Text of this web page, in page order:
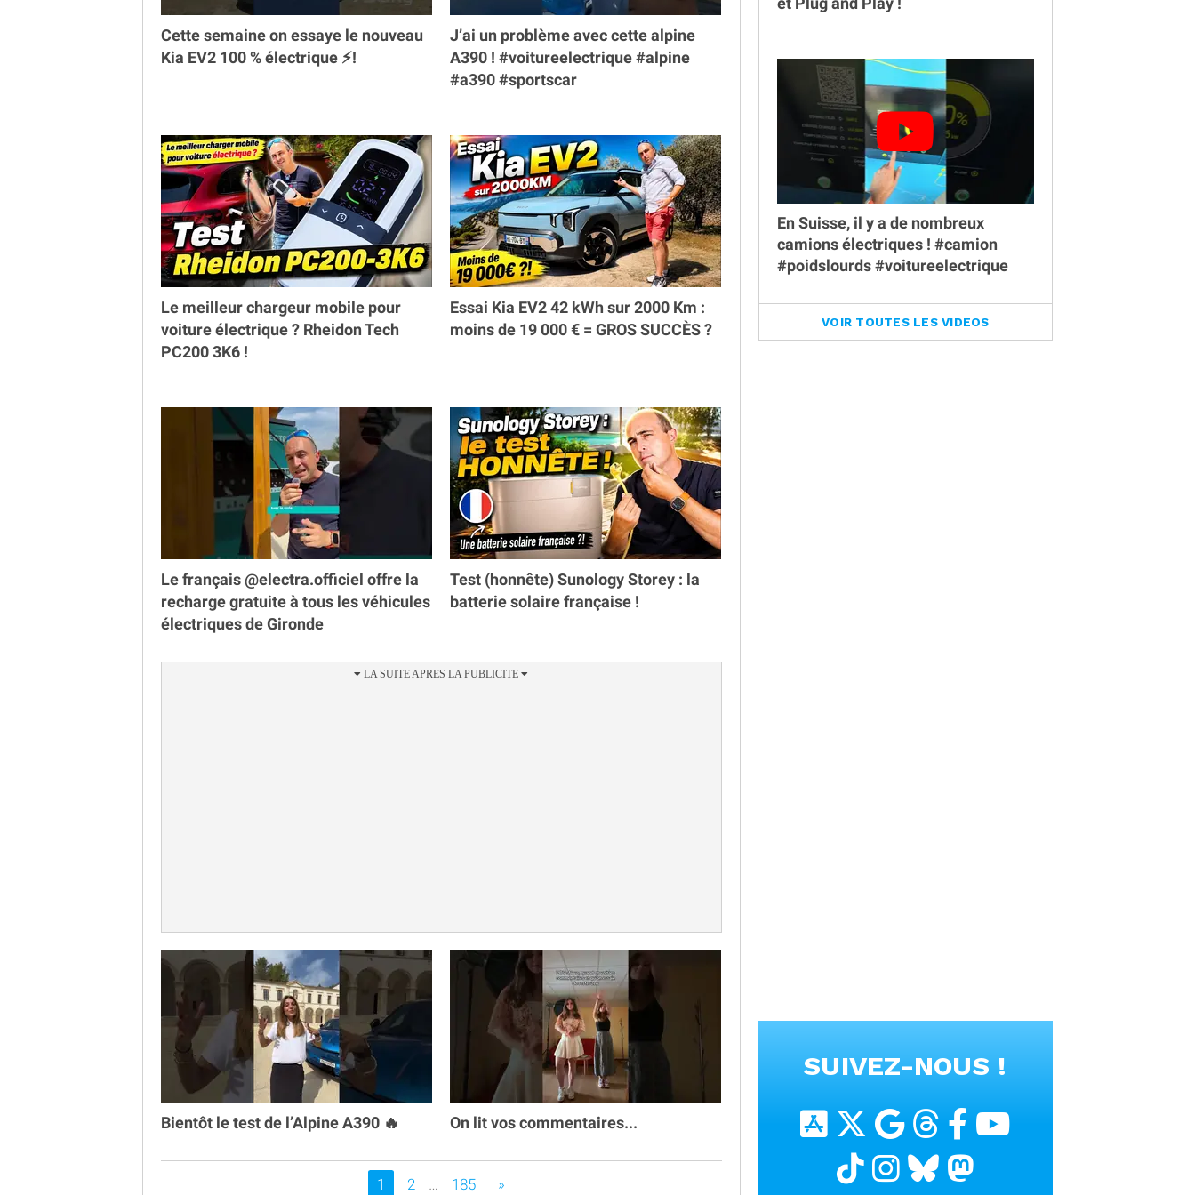
Cette semaine on essaye le nouveau
Kia EV2 100 % électrique ⚡️!
J’ai un problème avec cette alpine
A390 ! #voitureelectrique #alpine
#a390 #sportscar
Le meilleur chargeur mobile pour
voiture électrique ? Rheidon Tech
PC200 3K6 !
Essai Kia EV2 42 kWh sur 2000 Km :
moins de 19 000 € = GROS SUCCÈS ?
Le français @electra.officiel offre la
recharge gratuite à tous les véhicules
électriques de Gironde
Test (honnête) Sunology Storey : la
batterie solaire française !
Bientôt le test de l’Alpine A390 🔥 On lit vos commentaires...
Vous êtes sur la page
1 2 … 185 »
En Suisse, il y a de nombreux
camions électriques ! #camion
#poidslourds #voitureelectrique
VOIR TOUTES LES VIDEOS
SUIVEZ-NOUS !